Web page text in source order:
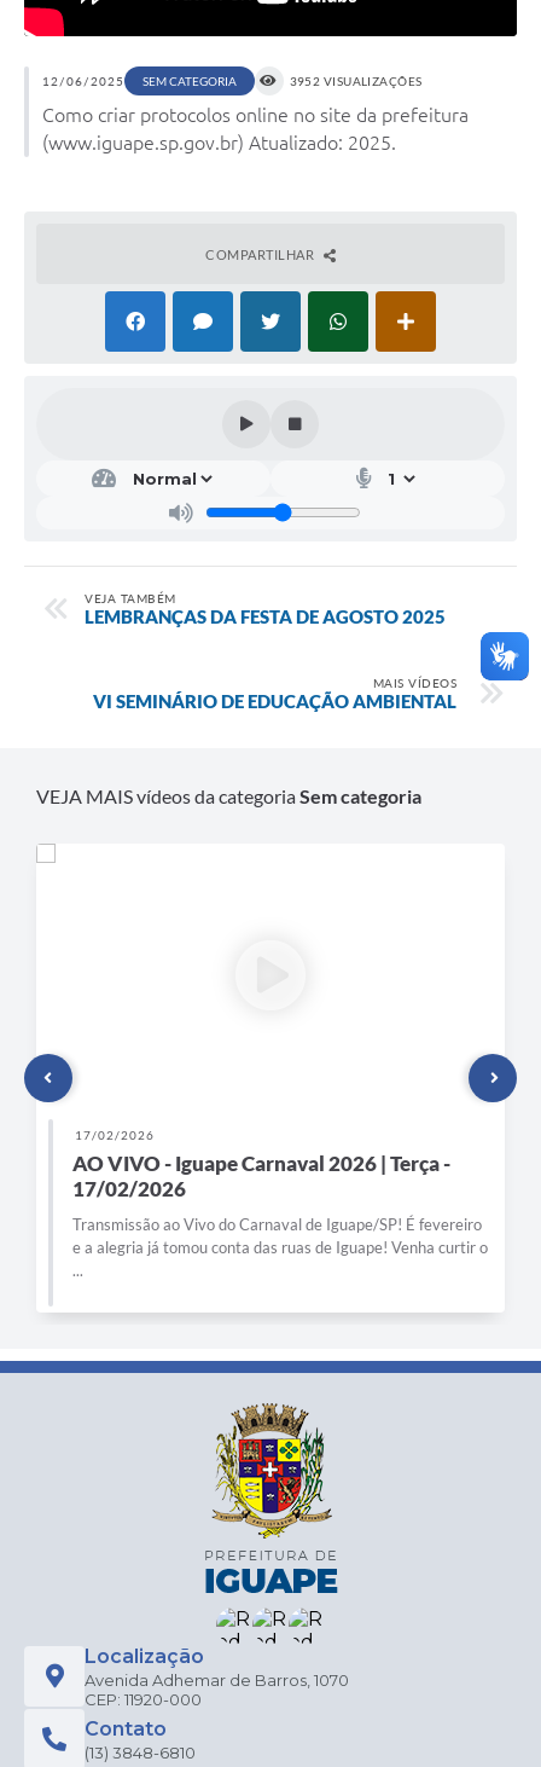
12/06/2025 SEM CATEGORIA 3952 VISUALIZAÇÕES
Como criar protocolos online no site da prefeitura
(www.iguape.sp.gov.br) Atualizado: 2025.
COMPARTILHAR
VEJA TAMBÉM
LEMBRANÇAS DA FESTA DE AGOSTO 2025
MAIS VÍDEOS
VI SEMINÁRIO DE EDUCAÇÃO AMBIENTAL
VEJA MAIS vídeos da categoriaSem categoria
17/02/2026
AO VIVO - Iguape Carnaval 2026 | Terça -
17/02/2026
Transmissão ao Vivo do Carnaval de Iguape/SP! É fevereiro
e a alegria já tomou conta das ruas de Iguape! Venha curtir o
...
Localização
Avenida Adhemar de Barros, 1070
CEP: 11920-000
Contato
(13) 3848-6810